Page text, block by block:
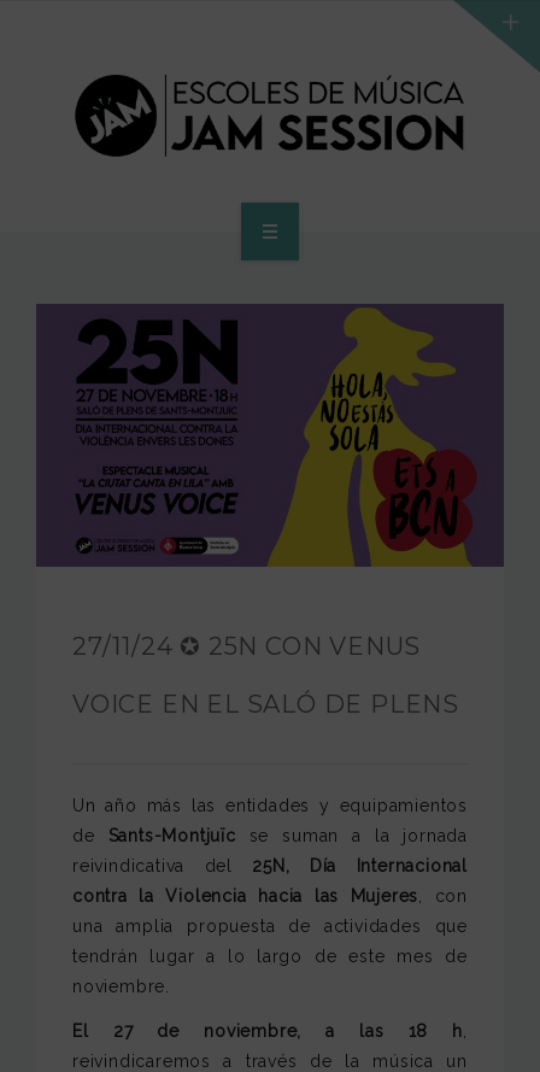
ESCUELA
PROGRAMA DE ACCESO AL SUPERIOR
CENTRO SUPERIOR
FUNDACIÓN JAM
27/11/24 ✪ 25N CON VENUS
VOICE EN EL SALÓ DE PLENS
Un año más las entidades y equipamientos
de Sants-Montjuïc se suman a la jornada
reivindicativa del 25N, Día Internacional
contra la Violencia hacia las Mujeres , con
una amplia propuesta de actividades que
tendrán lugar a lo largo de este mes de
noviembre.
El 27 de noviembre, a las 18 h
reivindicaremos a través de la música un